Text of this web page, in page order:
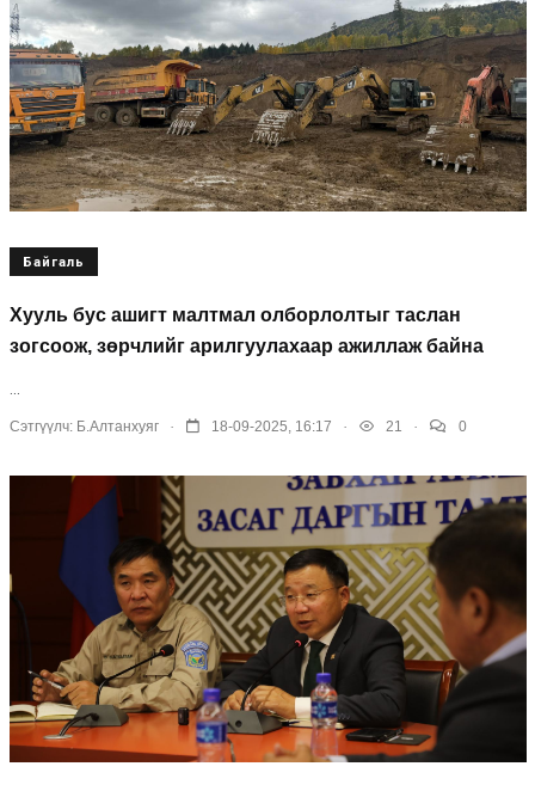
Байгаль
Хууль бус ашигт малтмал олборлолтыг таслан
зогсоож, зөрчлийг арилгуулахаар ажиллаж байна
Сэтгүүлч: Б.Алтанхуяг . 18-09-2025, 16:17 . 21 . 0